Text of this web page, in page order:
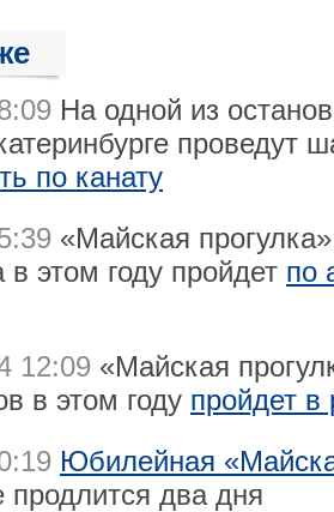
На одной из
проведут
по канату
«Майская
в этом году пройдет по
12:09 «Майская
в этом году пройдет в
Юбилейная
продлится два дня